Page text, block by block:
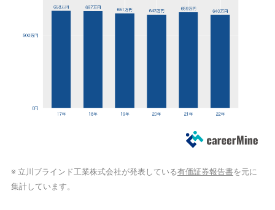
※ 立川ブラインド工業株式会社が発表している有価証券報告書を元に
集計しています。